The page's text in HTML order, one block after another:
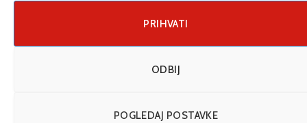
PRIHVATI
ODBIJ
POGLEDAJ POSTAVKE